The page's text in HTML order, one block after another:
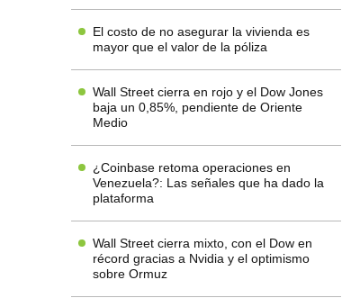
El costo de no asegurar la vivienda es
mayor que el valor de la póliza
Wall Street cierra en rojo y el Dow Jones
baja un 0,85%, pendiente de Oriente
Medio
¿Coinbase retoma operaciones en
Venezuela?: Las señales que ha dado la
plataforma
Wall Street cierra mixto, con el Dow en
récord gracias a Nvidia y el optimismo
sobre Ormuz